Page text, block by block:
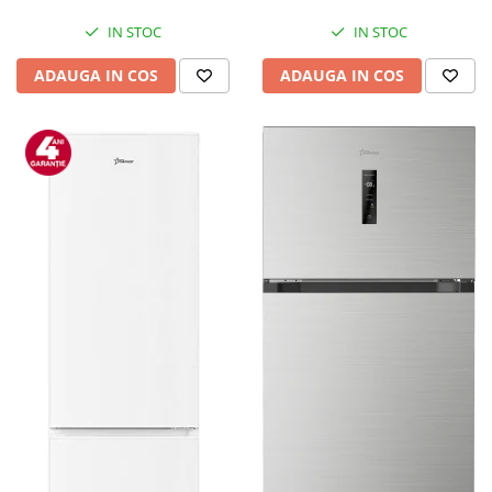
Sisteme audio
Imprimante & Scannere
Monitoare
Playere, Boxe & Casti
Radio cu ceas & portabile
Tabla interactiva
IN STOC
ADAUGA IN COS
IN STOC
ADAUGA IN COS